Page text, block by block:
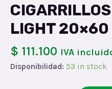
LIGHT 20×60
$ 111.100 IVA
Disponibilidad: 53 in stock